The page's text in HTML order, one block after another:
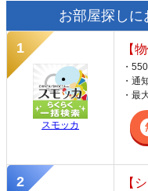
お部屋探しに
スモッカ
【
・
・通
・最
【